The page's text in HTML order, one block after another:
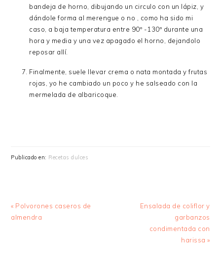
bandeja de horno, dibujando un circulo con un lápiz, y
dándole forma al merengue o no , como ha sido mi
caso, a baja temperatura entre 90º -130º durante una
hora y media y una vez apagado el horno, dejandolo
reposar allí.
Finalmente, suele llevar crema o nata montada y frutas
rojas, yo he cambiado un poco y he salseado con la
mermelada de albaricoque.
Publicado en: Recetas dulces
Entrada
anterior:
« Polvorones caseros de
almendra
Siguiente
Ensalada de coliflor y
garbanzos
condimentada con
harissa »